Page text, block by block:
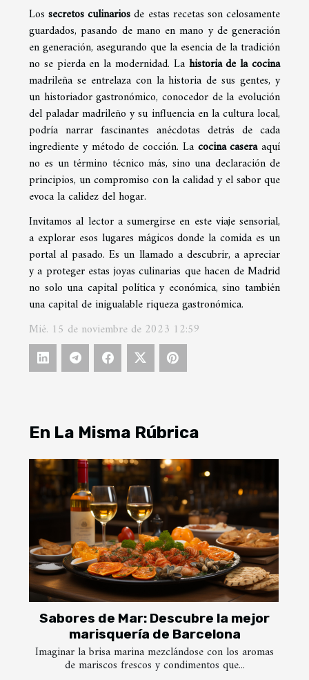
Lossecretos culinariosde estas recetas son celosamente
guardados, pasando de mano en mano y de generación
en generación, asegurando que la esencia de la tradición
no se pierda en la modernidad. La historia de la cocina
madrileña se entrelaza con la historia de sus gentes, y
un historiador gastronómico, conocedor de la evolución
del paladar madrileño y su influencia en la cultura local,
podría narrar fascinantes anécdotas detrás de cada
ingrediente y método de cocción. La cocina caseraaquí
no es un término técnico más, sino una declaración de
principios, un compromiso con la calidad y el sabor que
evoca la calidez del hogar.
Invitamos al lector a sumergirse en este viaje sensorial,
a explorar esos lugares mágicos donde la comida es un
portal al pasado. Es un llamado a descubrir, a apreciar
y a proteger estas joyas culinarias que hacen de Madrid
no solo una capital política y económica, sino también
una capital de inigualable riqueza gastronómica.
Mié. 15 de noviembre de 2023 12:59
En La Misma Rúbrica
Sabores de Mar: Descubre la mejor
marisquería de Barcelona
Imaginar la brisa marina mezclándose con los aromas
de mariscos frescos y condimentos que...